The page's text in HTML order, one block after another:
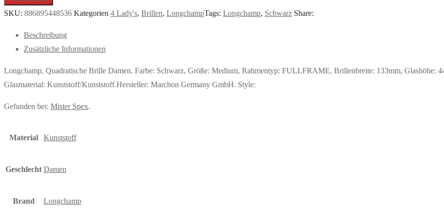
SKU: 886895448536 Kategorien 4 Lady's, Brillen, LongchampTags: Longchamp, Schwarz Share:
Beschreibung
Zusätzliche Informationen
Longchamp, Quadratische Brille Damen. Farbe: Schwarz, Größe: Medium, Rahmentyp: FULLFRAME, Brillenbreite: 133mm, Glashöhe:
Glasmaterial: Kunststoff/Kunststoff.Hersteller: Marchon Germany GmbH. Style:
Gefunden bei: Mister Spex.
Material Kunststoff
Geschlecht Damen
Brand Longchamp